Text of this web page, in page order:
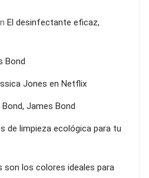
con las mayores caídas de precios
El desinfectante eficaz,
Bond
Jones en Netflix
Bond, James Bond
de limpieza ecológica para tu
son los colores ideales para